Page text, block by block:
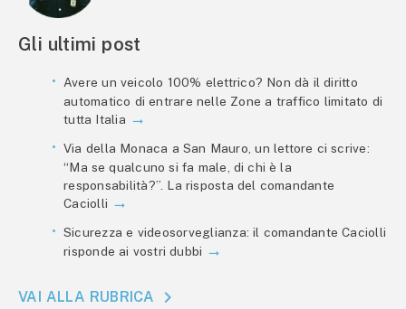
Gli ultimi post
Avere un veicolo 100% elettrico? Non dà il diritto
automatico di entrare nelle Zone a traffico limitato di
tutta Italia
Via della Monaca a San Mauro, un lettore ci scrive:
“Ma se qualcuno si fa male, di chi è la
responsabilità?”. La risposta del comandante
Caciolli
Sicurezza e videosorveglianza: il comandante Caciolli
risponde ai vostri dubbi
VAI ALLA RUBRICA